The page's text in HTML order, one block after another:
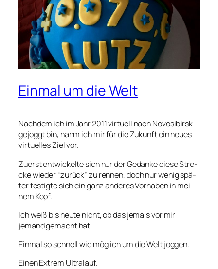
Einmal um die Welt
Nach­dem ich im Jahr 2011 vir­tu­ell nach Novo­si­birsk
gejoggt bin, nahm ich mir für die Zukunft ein neu­es
vir­tu­el­les Ziel vor.
Zuerst ent­wi­ckel­te sich nur der Gedan­ke die­se Stre­
cke wie­der “zurück” zu ren­nen, doch nur wenig spä­
ter fes­tig­te sich ein ganz ande­res Vor­ha­ben in mei­
nem Kopf.
Ich weiß bis heu­te nicht, ob das jemals vor mir
jemand gemacht hat.
Ein­mal so schnell wie mög­lich um die Welt jog­gen.
Einen Extrem Ultra­l­auf.